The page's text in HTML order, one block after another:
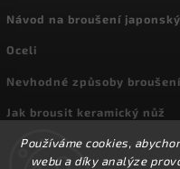
Používáme cookies,
webu a díky analýze
Návod na broušení
Oceli
Nevhodné způsoby
Jak brousit keramický nůž
Archiv